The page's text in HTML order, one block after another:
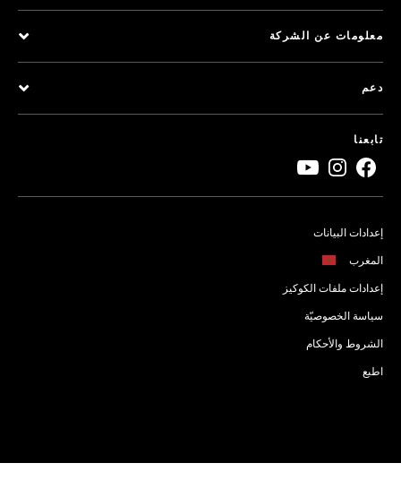
معلومات عن الشركة
دعم
تابعنا
إعدادات البيانات
المغرب
إعدادات ملفات الكوكيز
سياسة الخصوصيّة
الشروط والأحكام
اطبع